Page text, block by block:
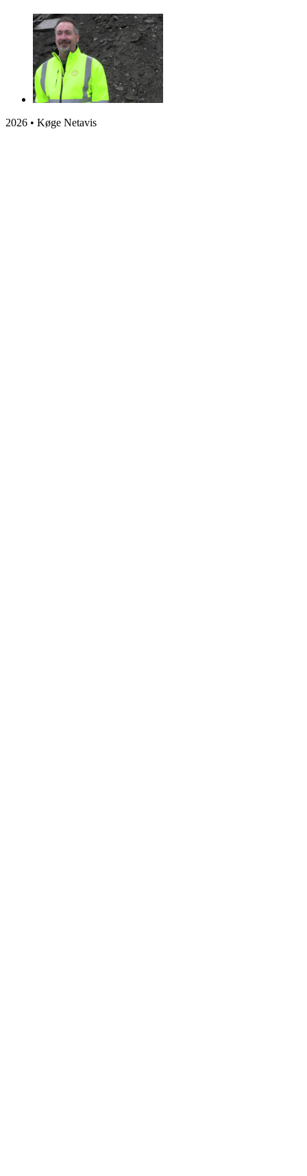
2026 • Køge Netavis